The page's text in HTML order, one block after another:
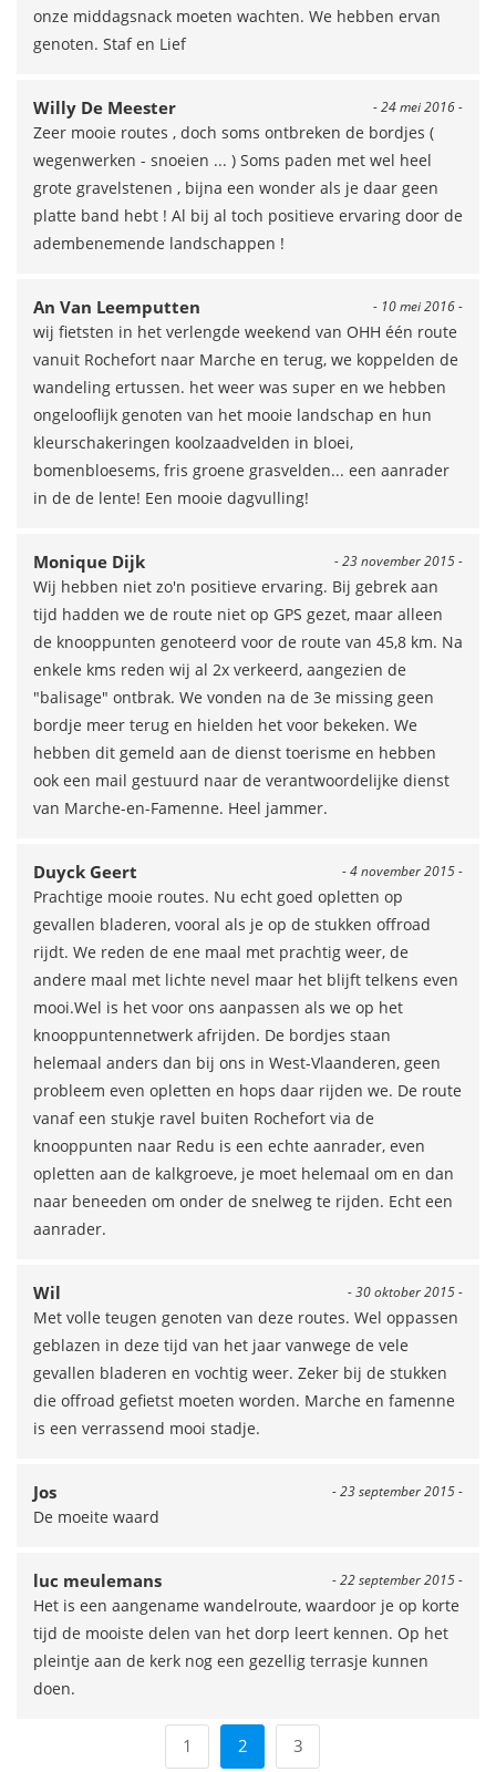
onze middagsnack moeten wachten. We hebben ervan
genoten. Staf en Lief
- 24 mei 2016 -
Willy De Meester
Zeer mooie routes , doch soms ontbreken de bordjes (
wegenwerken - snoeien ... ) Soms paden met wel heel
grote gravelstenen , bijna een wonder als je daar geen
platte band hebt ! Al bij al toch positieve ervaring door de
adembenemende landschappen !
- 10 mei 2016 -
An Van Leemputten
wij fietsten in het verlengde weekend van OHH één route
vanuit Rochefort naar Marche en terug, we koppelden de
wandeling ertussen. het weer was super en we hebben
ongelooflijk genoten van het mooie landschap en hun
kleurschakeringen koolzaadvelden in bloei,
bomenbloesems, fris groene grasvelden... een aanrader
in de de lente! Een mooie dagvulling!
- 23 november 2015 -
Monique Dijk
Wij hebben niet zo'n positieve ervaring. Bij gebrek aan
tijd hadden we de route niet op GPS gezet, maar alleen
de knooppunten genoteerd voor de route van 45,8 km. Na
enkele kms reden wij al 2x verkeerd, aangezien de
"balisage" ontbrak. We vonden na de 3e missing geen
bordje meer terug en hielden het voor bekeken. We
hebben dit gemeld aan de dienst toerisme en hebben
ook een mail gestuurd naar de verantwoordelijke dienst
van Marche-en-Famenne. Heel jammer.
- 4 november 2015 -
Duyck Geert
Prachtige mooie routes. Nu echt goed opletten op
gevallen bladeren, vooral als je op de stukken offroad
rijdt. We reden de ene maal met prachtig weer, de
andere maal met lichte nevel maar het blijft telkens even
mooi.Wel is het voor ons aanpassen als we op het
knooppuntennetwerk afrijden. De bordjes staan
helemaal anders dan bij ons in West-Vlaanderen, geen
probleem even opletten en hops daar rijden we. De route
vanaf een stukje ravel buiten Rochefort via de
knooppunten naar Redu is een echte aanrader, even
opletten aan de kalkgroeve, je moet helemaal om en dan
naar beneeden om onder de snelweg te rijden. Echt een
aanrader.
- 30 oktober 2015 -
Wil
Met volle teugen genoten van deze routes. Wel oppassen
geblazen in deze tijd van het jaar vanwege de vele
gevallen bladeren en vochtig weer. Zeker bij de stukken
die offroad gefietst moeten worden. Marche en famenne
is een verrassend mooi stadje.
- 23 september 2015 -
Jos
De moeite waard
- 22 september 2015 -
luc meulemans
Het is een aangename wandelroute, waardoor je op korte
tijd de mooiste delen van het dorp leert kennen. Op het
pleintje aan de kerk nog een gezellig terrasje kunnen
doen.
1 2 3